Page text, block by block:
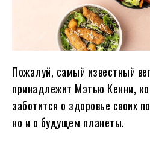
Пожалуй, самый известный
принадлежит Мэтью Кенни,
заботится о здоровье своих
но и о будущем планеты.